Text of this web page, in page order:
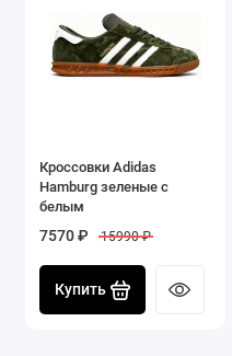
повседневного
спортивных
Кроссовки Adidas
Hamburg зеленые с
белым
7570 ₽ 15990 ₽
Купить